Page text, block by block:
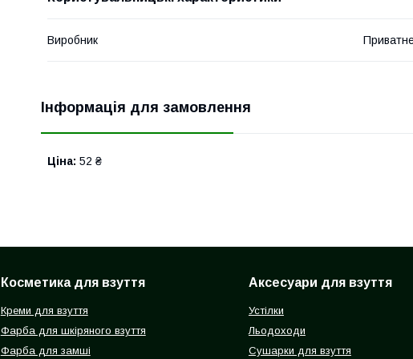
Виробник
Інформація для замовлення
Ціна: 52 ₴
Косметика для взуття
Креми для взуття
Фарба для шкіряного взуття
Фарба для замші
Аксесуари для взуття
Устілки
Льодоходи
Сушарки для взуття